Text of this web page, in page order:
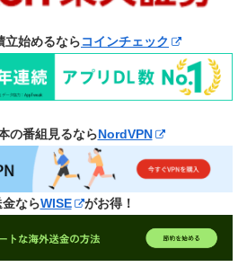
立始めるならコインチェック
の番組見るならNordVPN
ならWISE がお得！